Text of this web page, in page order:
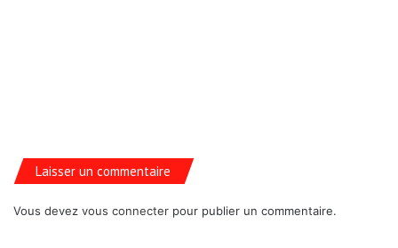
Laisser un commentaire
Vous devez vous connecter pour publier un commentaire.